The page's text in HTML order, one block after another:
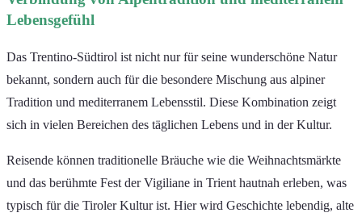
Lebensgefühl
Das Trentino-Südtirol ist nicht nur für seine wunderschöne Natur
bekannt, sondern auch für die besondere Mischung aus alpiner
Tradition und mediterranem Lebensstil. Diese Kombination zeigt
sich in vielen Bereichen des täglichen Lebens und in der Kultur.
Reisende können traditionelle Bräuche wie die Weihnachtsmärkte
und das berühmte Fest der Vigiliane in Trient hautnah erleben, was
typisch für die Tiroler Kultur ist. Hier wird Geschichte lebendig, alte